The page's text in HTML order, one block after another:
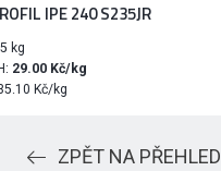
IPE 240 S235JR
kg
29.00 Kč/kg
Kč/kg
ZPĚT NA PŘEHLED